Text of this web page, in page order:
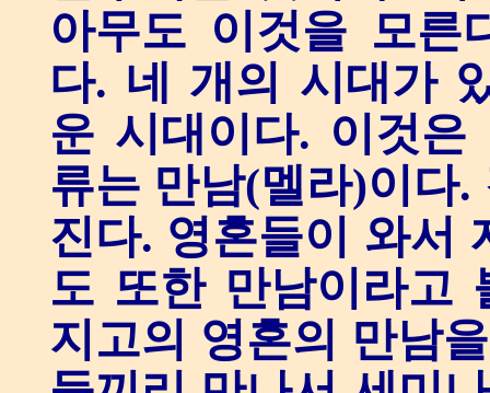
아무도 이것을 모른
다. 네 개의 시대가
운 시대이다. 이것은
류는 만남(멜라)이다
진다. 영혼들이 와서
도 또한 만남이라고
지고의 영혼의 만남